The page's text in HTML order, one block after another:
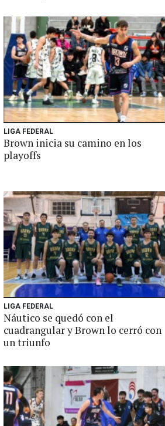
LIGA FEDERAL
Brown inicia su camino en los
playoffs
LIGA FEDERAL
Náutico se quedó con el
cuadrangular y Brown lo cerró con
un triunfo